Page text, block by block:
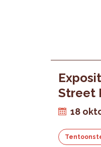
Street
18